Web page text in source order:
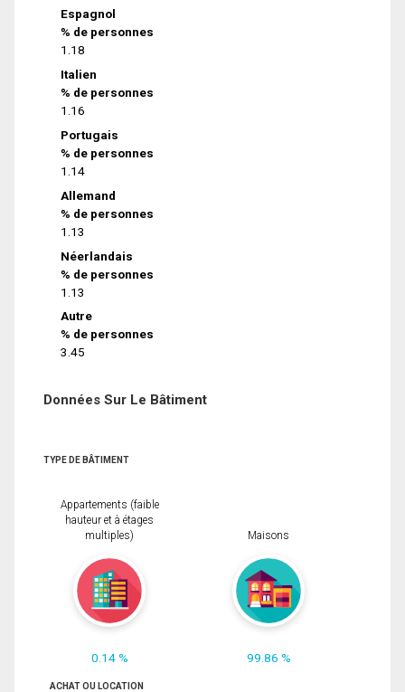
Espagnol
% de personnes
1.18
Italien
% de personnes
1.16
Portugais
% de personnes
1.14
Allemand
% de personnes
1.13
Néerlandais
% de personnes
1.13
Autre
% de personnes
3.45
Données Sur Le Bâtiment
TYPE DE BÂTIMENT
Appartements (faible
hauteur et à étages
multiples)
0.14 %
Maisons
99.86 %
ACHAT OU LOCATION